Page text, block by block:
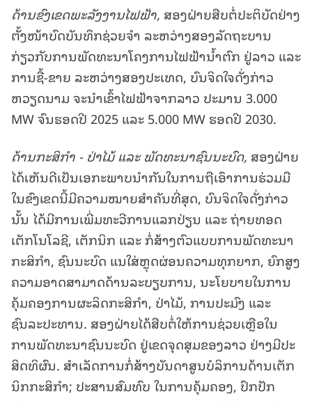
ດ້ານຂົງເຂດພະລັງງານໄຟຟ້າ, ສອງຝ່າຍສືບຕໍ່ປະຕິບັດຢ່າງ
ຕັ້ງໜ້າບົດບັນທຶກຊ່ວຍຈຳ ລະຫວ່າງສອງລັດຖະບານ
ກ່ຽວກັບການພັດທະນາໂຄງການໄຟຟ້ານ້ຳຕົກ ຢູ່ລາວ ແລະ
ການຊື້-ຂາຍ ລະຫວ່າງສອງປະເທດ, ບົນຈິດໃຈດັ່ງກ່າວ
ຫວຽດນາມ ຈະນຳເຂົ້າໄຟຟ້າຈາກລາວ ປະມານ 3.000
MW ຈົນຮອດປີ 2025 ແລະ 5.000 MW ຮອດປີ 2030.
ດ້ານກະສິກໍາ - ປ່າໄມ້ ແລະ ພັດທະນາຊົນນະບົດ, ສອງຝ່າຍ
ໄດ້ເຫັນດີເປັນເອກະພາບນໍາກັນໃນການຖືເອົາການຮ່ວມມື
ໃນຂົງເຂດນີ້ມີຄວາມໝາຍສຳຄັນທີ່ສຸດ, ບົນຈິດໃຈດັ່ງກ່າວ
ນັ້ນ ໄດ້ມີການເພີ່ມທະວີການແລກປ່ຽນ ແລະ ຖ່າຍທອດ
ເຕັກໂນໂລຊີ, ເຕັກນິກ ແລະ ກໍ່ສ້າງຕົວແບບການພັດທະນາ
ກະສິກໍາ, ຊົນນະບົດ ແນໃສ່ຫຼຸດຜ່ອນຄວາມທຸກຍາກ, ຍົກສູງ
ຄວາມອາດສາມາດດ້ານລະບຽບການ, ນະໂຍບາຍໃນການ
ຄຸ້ມຄອງການຜະລິດກະສິກຳ, ປ່າໄມ້, ການປະມົງ ແລະ
ຊົນລະປະທານ. ສອງຝ່າຍໄດ້ສືບຕໍ່ໃຫ້ການຊ່ວຍເຫຼືອໃນ
ການພັດທະນາຊົນນະບົດ ຢູ່ເຂດຈຸດສຸມຂອງລາວ ຢ່າງມີປະ
ສິດທິຜົນ. ສໍາເລັດການກໍ່ສ້າງບັນດາສູນບໍລິການດ້ານເຕັກ
ນິກກະສິກໍາ; ປະສານສົມທົບ ໃນການຄຸ້ມຄອງ, ປົກປັກ